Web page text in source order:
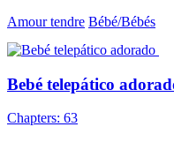
Amour tendre Bébé/Bébés
Bebé telepático
Chapters: 63